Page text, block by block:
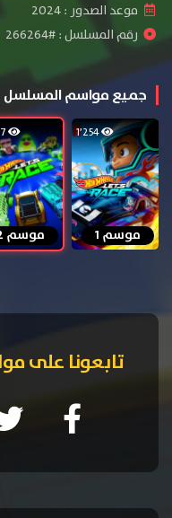
موعد الصدور : 2024
رقم المسلسل : #266264
جميع مواسم المسلسل
1٬254
موسم 1
1٬067
موسم 2
تابعونا على